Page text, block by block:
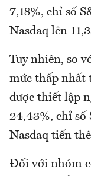
7,18%, chỉ số
Nasdaq lên
Tuy nhiên, so
mức thấp nhất
được thiết lập
24,43%, chỉ số
Nasdaq tiến
Đối với nhóm